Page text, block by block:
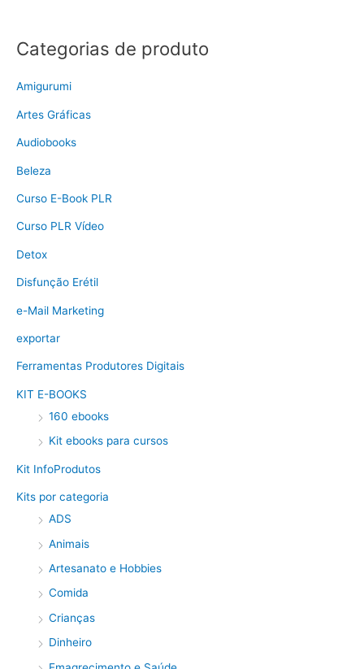
Categorias de produto
Amigurumi
Artes Gráficas
Audiobooks
Beleza
Curso E-Book PLR
Curso PLR Vídeo
Detox
Disfunção Erétil
e-Mail Marketing
exportar
Ferramentas Produtores Digitais
KIT E-BOOKS
160 ebooks
Kit ebooks para cursos
Kit InfoProdutos
Kits por categoria
ADS
Animais
Artesanato e Hobbies
Comida
Crianças
Dinheiro